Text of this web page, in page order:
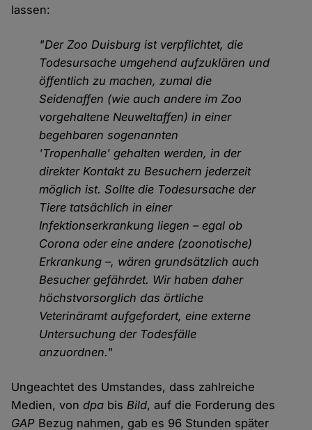
lassen:
"Der Zoo Duisburg ist verpflichtet, die
Todesursache umgehend aufzuklären und
öffentlich zu machen, zumal die
Seidenaffen (wie auch andere im Zoo
vorgehaltene Neuweltaffen) in einer
begehbaren sogenannten
'Tropenhalle' gehalten werden, in der
direkter Kontakt zu Besuchern jederzeit
möglich ist. Sollte die Todesursache der
Tiere tatsächlich in einer
Infektionserkrankung liegen – egal ob
Corona oder eine andere (zoonotische)
Erkrankung –, wären grundsätzlich auch
Besucher gefährdet. Wir haben daher
höchstvorsorglich das örtliche
Veterinäramt aufgefordert, eine externe
Untersuchung der Todesfälle
anzuordnen."
Ungeachtet des Umstandes, dass zahlreiche
Medien, vondpa bisBild, auf die Forderung des
GAP Bezug nahmen, gab es 96 Stunden später